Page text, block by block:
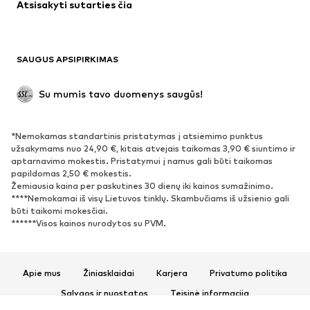
Paltai
Proginiai
Išskirtiniai
BATAI
Naujienos
Šiuo metu paklausu
Sportbačiai
Aulinukai
Batai su kulniukais
Basutės ir šlepetės
Bateliai
Įsispiriami bateliai
Atsisakyti sutarties čia
SAUGUS APSIPIRKIMAS
Su mumis tavo duomenys saugūs!
*Nemokamas standartinis pristatymas į atsiėmimo punktus
užsakymams nuo 24,90 €, kitais atvejais taikomas 3,90 € siuntimo ir
aptarnavimo mokestis. Pristatymui į namus gali būti taikomas
papildomas 2,50 € mokestis.
Žemiausia kaina per paskutines 30 dienų iki kainos sumažinimo.
****Nemokamai iš visų Lietuvos tinklų. Skambučiams iš užsienio gali
būti taikomi mokesčiai.
******Visos kainos nurodytos su PVM.
Apie mus Žiniasklaidai Karjera
Privatumo politika
Sąlygos ir nuostatos
Teisinė informacija